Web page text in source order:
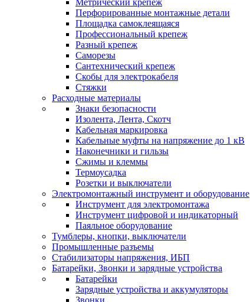
Метрический крепеж
Перфорированные монтажные детали
Площадка самоклеящаяся
Профессиональный крепеж
Разный крепеж
Саморезы
Сантехнический крепеж
Скобы для электрокабеля
Стяжки
Расходные материалы
Знаки безопасности
Изолента, Лента, Скотч
Кабельная маркировка
Кабельные муфты на напряжение до 1 кВ
Наконечники и гильзы
Сжимы и клеммы
Термоусадка
Розетки и выключатели
Электромонтажный инструмент и оборудование
Инструмент для электромонтажа
Инструмент цифровой и индикаторный
Паяльное оборудование
Тумблеры, кнопки, выключатели
Промышленные разъемы
Стабилизаторы напряжения, ИБП
Батарейки, Звонки и зарядные устройства
Батарейки
Зарядные устройства и аккумуляторы
Звонки